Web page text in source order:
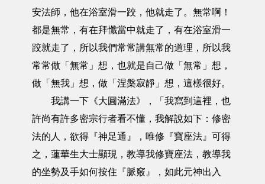
安法師，他在浴室滑一跤，他就走了。無常啊！
都是無常，有在拜懺當中就走了，有在浴室滑一
跤就走了，所以我們常常講無常的道理，所以我
常常做「無常」想，也就是自己做「無常」想，
做「無我」想，做「涅槃寂靜」想，這樣很好。
我講一下《大圓滿法》，「我寫到這裡，也
許尚有許多密宗行者看不懂，我解說如下：修密
法的人，欲得『神足通』，唯修『寶座法』可得
之，蓮華生大士顯現，教導我修寶座法，教導我
的坐勢及手如何按住『脈竅』，如此元神出入